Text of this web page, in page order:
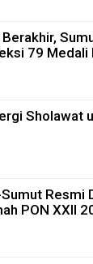
79 Medali
Sholawat
Resmi
PON XXII